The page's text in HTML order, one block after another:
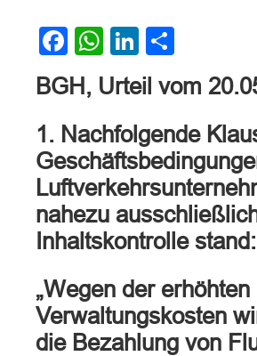
Facebook
WhatsApp
LinkedIn
BGH, Urteil vom
1. Nachfolgende
nahezu
Inhaltskontrolle stand:
„Wegen der
Verwaltungskosten
die Bezahlung von